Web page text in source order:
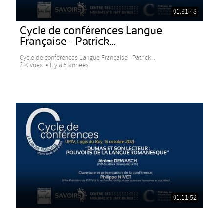
01:31:48
Cycle de conférences Langue
Française - Patrick...
Cycle de conférences Langue Française - Patrick...
3 K vues
Il y a 5 années
01:11:52